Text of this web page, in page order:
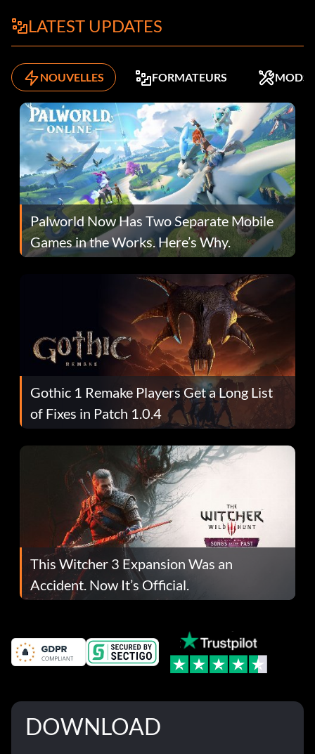
LATEST UPDATES
NOUVELLES FORMATEURS MODS
Palworld Now Has Two Separate Mobile
Games in the Works. Here’s Why.
Gothic 1 Remake Players Get a Long List
of Fixes in Patch 1.0.4
This Witcher 3 Expansion Was an
Accident. Now It’s Official.
DOWNLOAD